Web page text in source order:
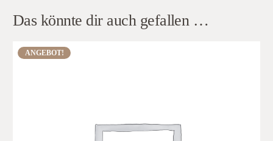
Das könnte dir auch gefallen …
ANGEBOT!